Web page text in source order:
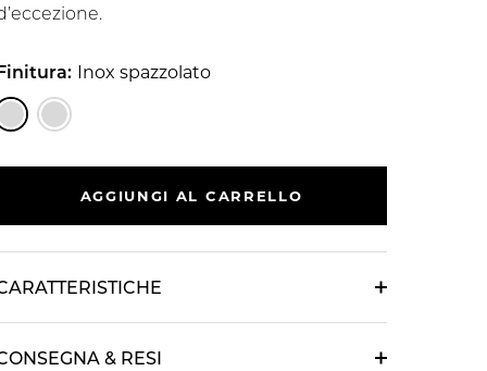
Inox spazzolato
AGGIUNGI AL CARRELLO
& RESI